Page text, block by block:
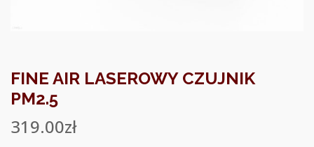
FINE AIR LASEROWY CZUJNIK
PM2.5
319.00zł